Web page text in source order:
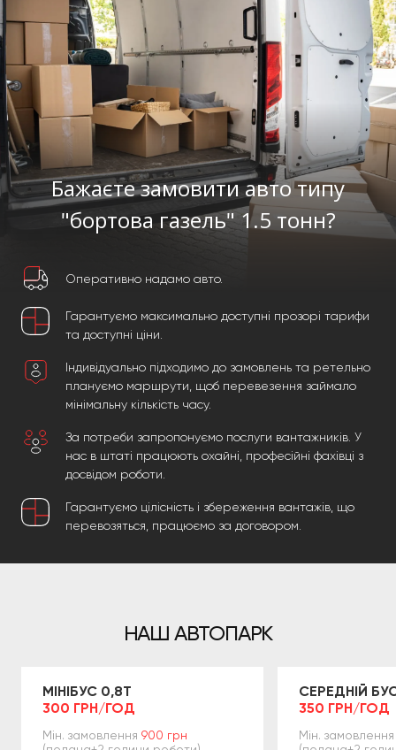
Бажаєте замовити авто типу
"бортова газель" 1.5 тонн?
Оперативно надамо авто.
Гарантуємо максимально доступні прозорі тарифи
та доступні ціни.
Індивідуально підходимо до замовлень та ретельно
плануємо маршрути, щоб перевезення займало
мінімальну кількість часу.
За потреби запропонуємо послуги вантажників. У
нас в штаті працюють охайні, професійні фахівці з
досвідом роботи.
Гарантуємо цілісність і збереження вантажів, що
перевозяться, працюємо за договором.
НАШ АВТОПАРК
МІНІБУС 0,8Т
300 ГРН/ГОД
Мін. замовлення 900 грн
СЕРЕДНІЙ
350 ГРН/ГОД
Мін. замовлення